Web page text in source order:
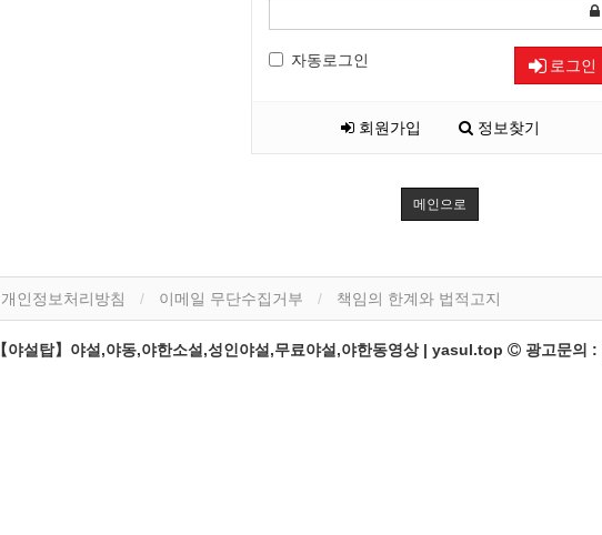
자동로그인 로그인
회원가입 정보찾기
메인으로
개인정보처리방침 이메일 무단수집거부 책임의 한계와 법적고지
【야설탑】야설,야동,야한소설,성인야설,무료야설,야한동영상 | yasul.top 광고문의